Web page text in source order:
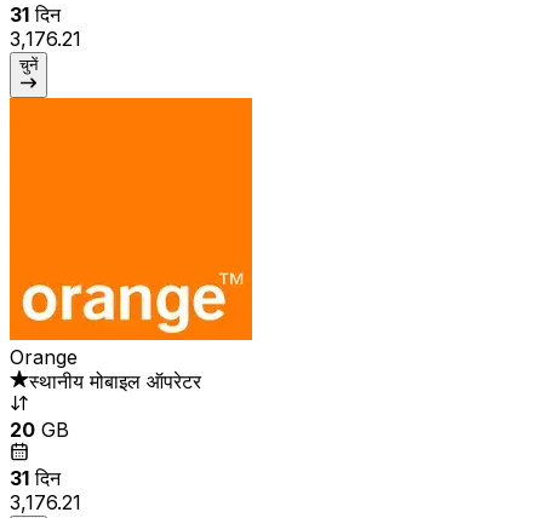
31 दिन
₹3,176.21
चुनें
Orange
स्थानीय मोबाइल ऑपरेटर
20 GB
31 दिन
₹3,176.21